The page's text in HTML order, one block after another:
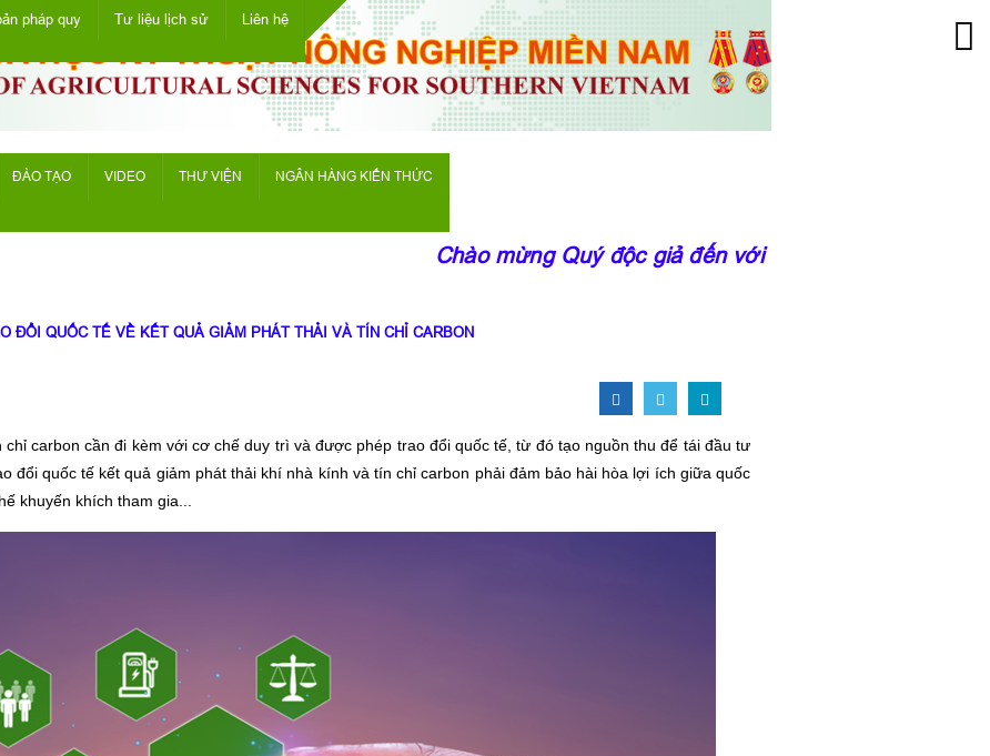
pháp quy Tư liệu lịch sử Liên hệ
ĐÀO TẠO VIDEO THƯ VIỆN NGÂN HÀNG KIẾN THỨC
Chào mừng Quý độc giả đến với trang thông tin của
ĐỔI QUỐC TẾ VỀ KẾT QUẢ GIẢM PHÁT THẢI VÀ TÍN CHỈ CARBON
carbon cần đi kèm với cơ chế duy trì và được phép trao đổi quốc tế, từ đó tạo nguồn thu để tái đầu tư
đổi quốc tế kết quả giảm phát thải khí nhà kính và tín chỉ carbon phải đảm bảo hài hòa lợi ích giữa quốc
khuyến khích tham gia...